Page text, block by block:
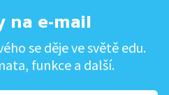
na e-mail
se děje ve světě edu.
funkce a další.